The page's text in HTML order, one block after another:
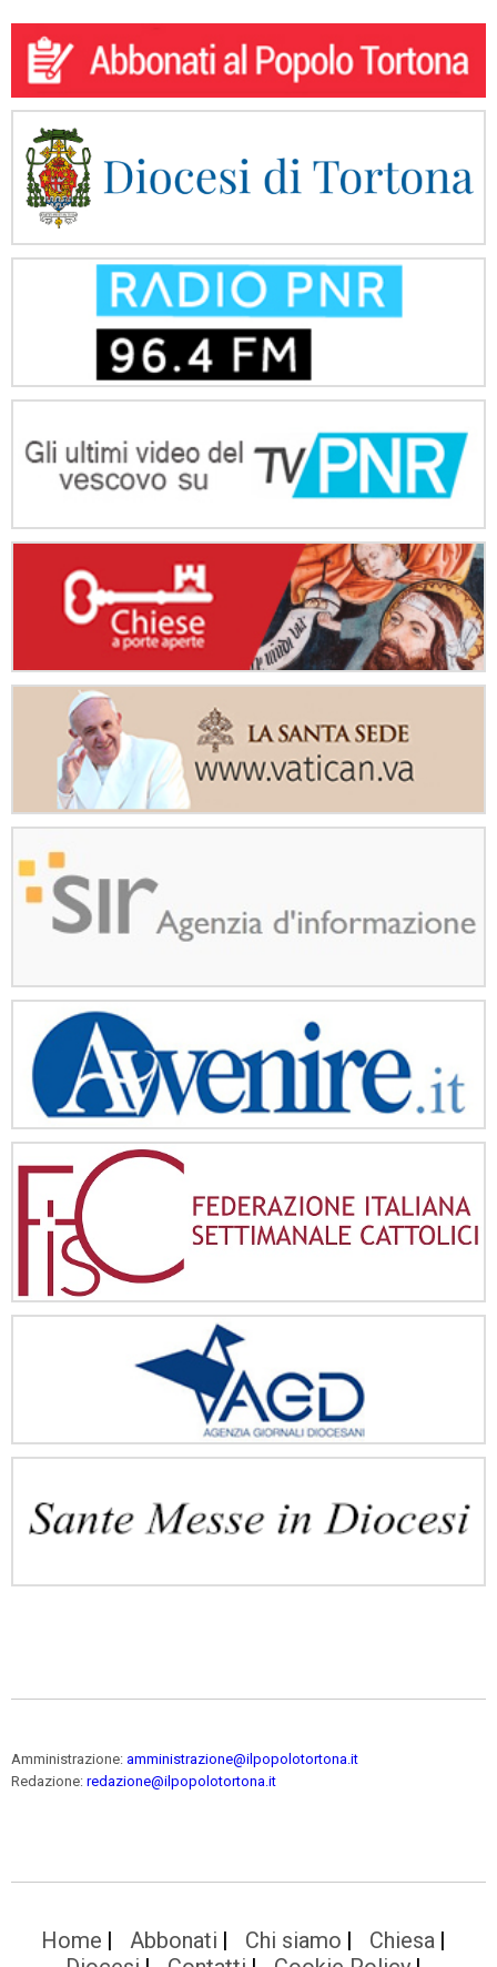
Amministrazione: amministrazione@ilpopolotortona.it
Redazione: redazione@ilpopolotortona.it
Home Abbonati Chi siamo
Chiesa